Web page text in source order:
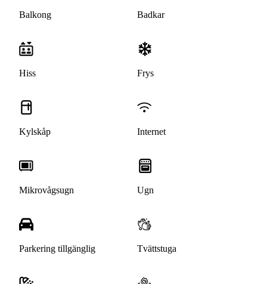
Balkong Badkar
Hiss Frys
Kylskåp Internet
Mikrovågsugn Ugn
Parkering tillgänglig Tvättstuga